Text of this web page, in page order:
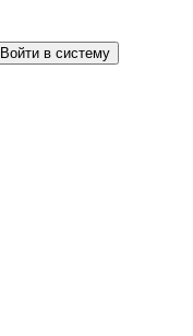
Войти в систему